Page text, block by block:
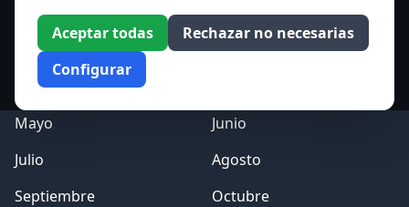
Aceptar todas
Rechazar no necesarias
Configurar
Acceso a los Meses
Enero
Febrero
Marzo
Mayo
Junio
Julio
Agosto
Septiembre
Octubre